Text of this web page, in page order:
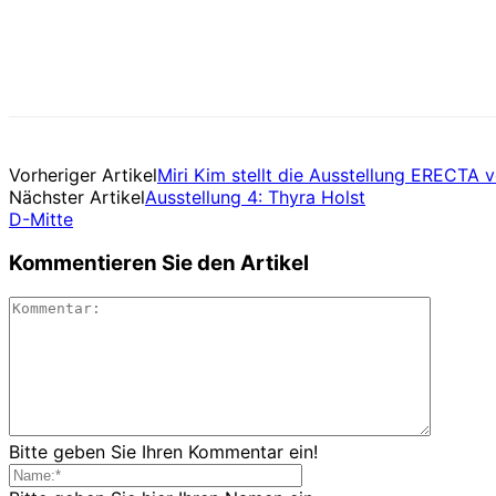
Vorheriger ArtikelMiri Kim stellt die Ausstellung ERECTA
Nächster ArtikelAusstellung 4: Thyra Holst
D-Mitte
Kommentieren Sie den Artikel
Bitte geben Sie Ihren Kommentar ein!